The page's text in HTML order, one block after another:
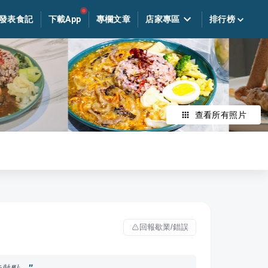
表食記 下載App 專欄文章 店家專區 排行榜
查看所有照片
回報歇業/錯誤